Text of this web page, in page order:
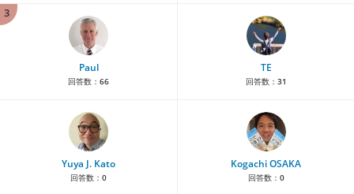
3
Paul
回答数： 66
TE
回答数： 31
Yuya J. Kato
回答数： 0
Kogachi OSAKA
回答数： 0